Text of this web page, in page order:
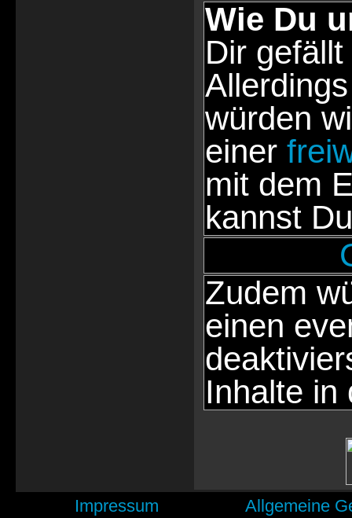
Wie Du
Dir
würden
einer
mit dem
kannst
Zudem
einen
Inhalte in
Impressum
Allgemeine